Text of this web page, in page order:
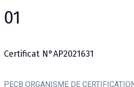
01
Certificat N°AP2021631
PECB ORGANISME DE